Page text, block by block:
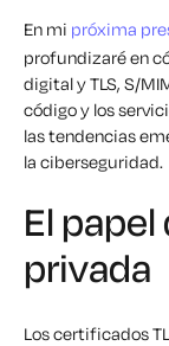
En mi próxima
profundizaré en
digital y TLS, S/
código y los
las tendencias
la ciberseguridad.
El papel
privada
Los certificados